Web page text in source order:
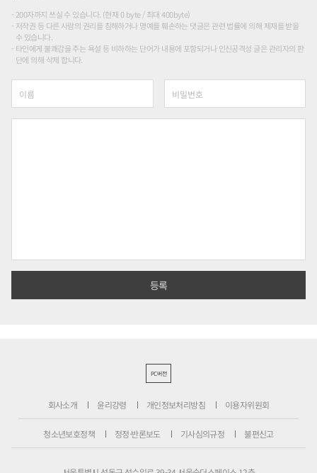
200자까지 쓰실 수 있습니다. (현재 0 byte / 최대 400byte)
저작권 등 다른 사람의 권리를 침해하거나 명예를 훼손하는 댓글은 관련 법률에 의해 제재를 받을
수 있습니다.
타인에게 불쾌감을 주는 욕설 등 비하하는 단어가 내용에 포함되거나 인신공격성 글은 관리자의 판
단에 의해 삭제 합니다.
PC버전
회사소개 윤리강령 개인정보처리방침 이용자위원회
청소년보호정책 정정·반론보도 기사심의규정 불편신고